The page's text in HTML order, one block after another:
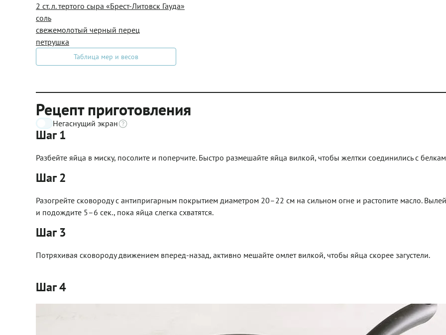
2 ст. л. тертого сыра «Брест-Литовск Гауда»
соль
свежемолотый черный перец
петрушка
Таблица мер и весов
Рецепт приготовления
Негаснущий экран
Шаг 1
Разбейте яйца в миску, посолите и поперчите. Быстро размешайте яйца вилкой, чтобы желтки соединились с
Шаг 2
Разогрейте сковороду с антипригарным покрытием диаметром 20–22 см на сильном огне и растопите масло.
и подождите 5–6 сек., пока яйца слегка схватятся.
Шаг 3
Потряхивая сковороду движением вперед-назад, активно мешайте омлет вилкой, чтобы яйца скорее загустели.
Шаг 4